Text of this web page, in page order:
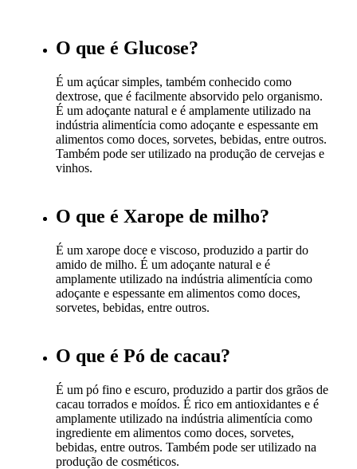
O que é Glucose?
É um açúcar simples, também conhecido como
dextrose, que é facilmente absorvido pelo organismo.
É um adoçante natural e é amplamente utilizado na
indústria alimentícia como adoçante e espessante em
alimentos como doces, sorvetes, bebidas, entre outros.
Também pode ser utilizado na produção de cervejas e
vinhos.
O que é Xarope de milho?
É um xarope doce e viscoso, produzido a partir do
amido de milho. É um adoçante natural e é
amplamente utilizado na indústria alimentícia como
adoçante e espessante em alimentos como doces,
sorvetes, bebidas, entre outros.
O que é Pó de cacau?
É um pó fino e escuro, produzido a partir dos grãos de
cacau torrados e moídos. É rico em antioxidantes e é
amplamente utilizado na indústria alimentícia como
ingrediente em alimentos como doces, sorvetes,
bebidas, entre outros. Também pode ser utilizado na
produção de cosméticos.